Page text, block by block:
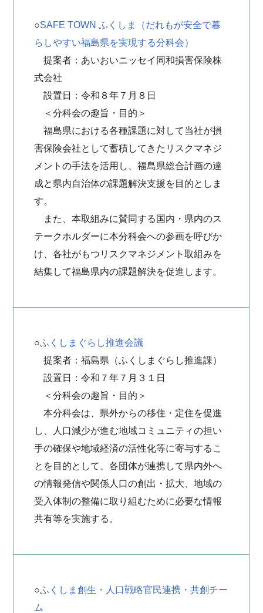
○SAFE TOWN ふくしま（だれもが安全で暮
らしやすい福島県を実現する分科会）
提案者：あいおいニッセイ同和損害保険株
式会社
設置日：令和８年７月８日
＜分科会の趣旨・目的＞
福島県における各種課題に対して当社が損
害保険会社として蓄積してきたリスクマネジ
メントの手法を活用し、福島県総合計画の達
成と県内自治体の課題解決支援を目的としま
す。
また、本取組みに賛同する国内・県内のス
テークホルダーに本分科会への参画を呼びか
け、各社がもつリスクマネジメント取組みを
結集して福島県内の課題解決を促進します。
○ふくしまぐらし推進会議
提案者：福島県（ふくしまぐらし推進課）
設置日：令和７年７月３１日
＜分科会の趣旨・目的＞
本分科会は、県外からの移住・定住を促進
し、人口減少が進む地域コミュニティの担い
手の確保や地域経済の活性化等に寄与するこ
とを目的として、各団体が連携して県内外へ
の情報発信や関係人口の創出・拡大、地域の
受入体制の整備に取り組むために必要な情報
共有等を実施する。
○ふくしま創生・人口戦略官民連携・共創チー
ム